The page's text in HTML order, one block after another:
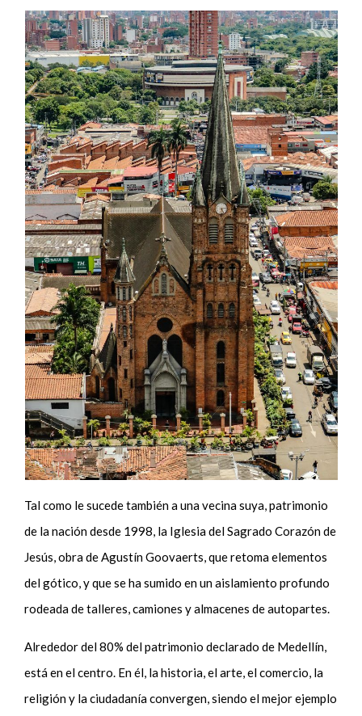
Tal como le sucede también a una vecina suya, patrimonio
de la nación desde 1998, la Iglesia del Sagrado Corazón de
Jesús, obra de Agustín Goovaerts, que retoma elementos
del gótico, y que se ha sumido en un aislamiento profundo
rodeada de talleres, camiones y almacenes de autopartes.
Alrededor del 80% del patrimonio declarado de Medellín,
está en el centro. En él, la historia, el arte, el comercio, la
religión y la ciudadanía convergen, siendo el mejor ejemplo